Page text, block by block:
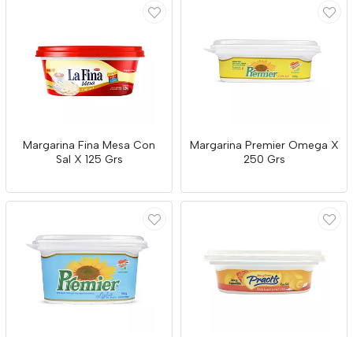
Margarina Fina Mesa Con
Sal X 125 Grs
Margarina Premier Omega X
250 Grs